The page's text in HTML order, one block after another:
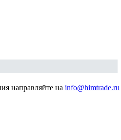
направляйте на info@himtrade.ru